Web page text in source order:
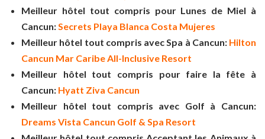
Meilleur hôtel tout compris pour Lunes de Miel à
Cancun:Secrets Playa Blanca Costa Mujeres
Meilleur hôtel tout compris avec Spa à Cancun: Hilton
Cancun Mar Caribe All-Inclusive Resort
Meilleur hôtel tout compris pour faire la fête à
Cancun: Hyatt Ziva Cancun
Meilleur hôtel tout compris avec Golf à Cancun:
Dreams Vista Cancun Golf & Spa Resort